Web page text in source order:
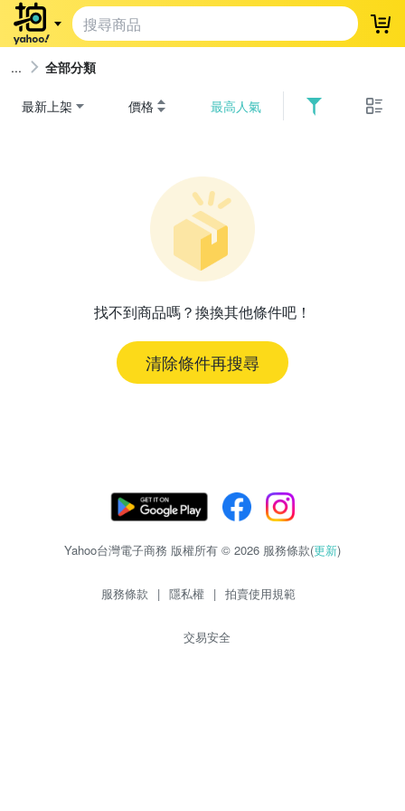
登
全部分類
最新上架 價格 最高人氣
找不到商品嗎？換換其他條件吧！
清除條件再搜尋
Yahoo台灣電子商務 版權所有 © 2026 服務條款(更新)
服務條款 | 隱私權 | 拍賣使用規範
交易安全